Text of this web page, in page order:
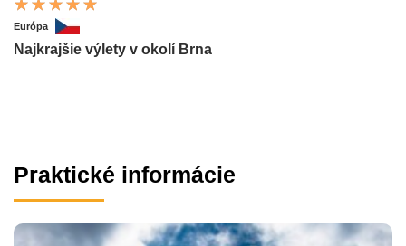
Európa
Najkrajšie výlety v okolí Brna
Praktické informácie